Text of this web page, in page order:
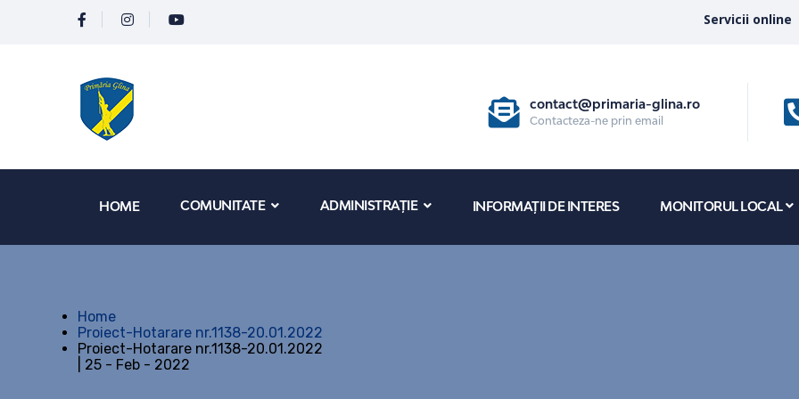
Servicii online
contact@primaria-glina.ro
Contacteza-ne prin email
HOME COMUNITATE ADMINISTRAȚIE INFORMAȚII DE INTERES MONITORUL LOCAL
Home
Proiect-Hotarare nr.1138-20.01.2022
Proiect-Hotarare nr.1138-20.01.2022
| 25 - Feb - 2022